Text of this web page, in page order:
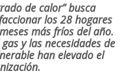
de calor” busca
los 28 hogares
más fríos del año.
y las necesidades de
han elevado el